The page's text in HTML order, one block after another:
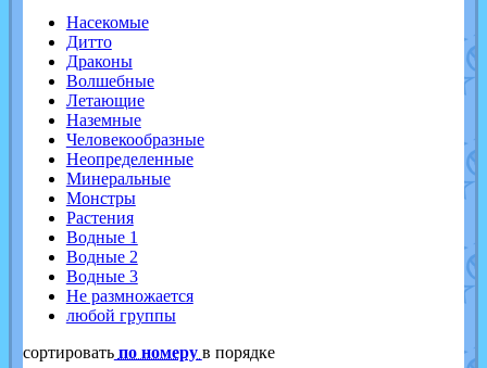
Насекомые
Дитто
Драконы
Волшебные
Летающие
Наземные
Человекообразные
Неопределенные
Минеральные
Монстры
Растения
Водные 1
Водные 2
Водные 3
Не размножается
любой группы
cортировать по номеру в порядке